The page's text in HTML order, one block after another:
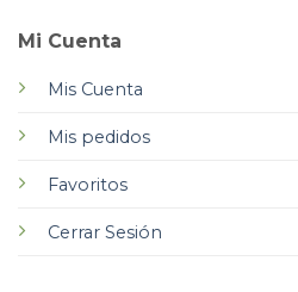
Mi Cuenta
Mis Cuenta
Mis pedidos
Favoritos
Cerrar Sesión